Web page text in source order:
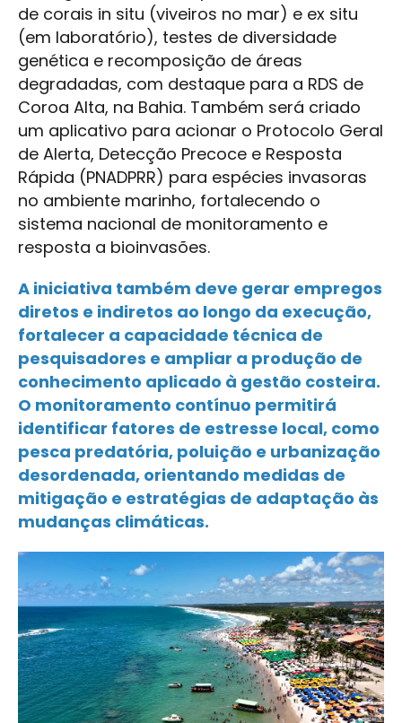
de corais in situ (viveiros no mar) e ex situ
(em laboratório), testes de diversidade
genética e recomposição de áreas
degradadas, com destaque para a RDS de
Coroa Alta, na Bahia. Também será criado
um aplicativo para acionar o Protocolo Geral
de Alerta, Detecção Precoce e Resposta
Rápida (PNADPRR) para espécies invasoras
no ambiente marinho, fortalecendo o
sistema nacional de monitoramento e
resposta a bioinvasões.
A iniciativa também deve gerar empregos
diretos e indiretos ao longo da execução,
fortalecer a capacidade técnica de
pesquisadores e ampliar a produção de
conhecimento aplicado à gestão costeira.
O monitoramento contínuo permitirá
identificar fatores de estresse local, como
pesca predatória, poluição e urbanização
desordenada, orientando medidas de
mitigação e estratégias de adaptação às
mudanças climáticas.